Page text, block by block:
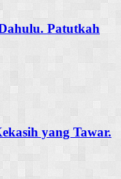
Patutkah
yang Tawar.